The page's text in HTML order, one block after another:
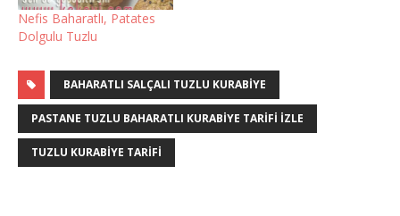
Nefis Baharatlı, Patates
Dolgulu Tuzlu
BAHARATLI SALÇALI TUZLU KURABIYE
PASTANE TUZLU BAHARATLI KURABIYE TARIFI IZLE
TUZLU KURABIYE TARIFI